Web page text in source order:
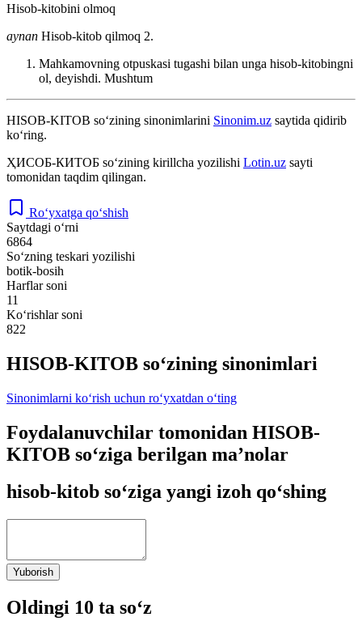
Hisob-kitobini olmoq
aynan Hisob-kitob qilmoq 2.
Mahkamovning otpuskasi tugashi bilan unga hisob-kitobingni
ol, deyishdi. Mushtum
HISOB-KITOB so‘zining sinonimlarini Sinonim.uz saytida qidirib
ko‘ring.
ҲИСОБ-КИТОБ so‘zining kirillcha yozilishi Lotin.uz sayti
tomonidan taqdim qilingan.
Ro‘yxatga qo‘shish
Saytdagi o‘rni
6864
So‘zning teskari yozilishi
botik-bosih
Harflar soni
11
Ko‘rishlar soni
822
HISOB-KITOB so‘zining sinonimlari
Sinonimlarni ko‘rish uchun ro‘yxatdan o‘ting
Foydalanuvchilar tomonidan HISOB-
KITOB so‘ziga berilgan ma’nolar
hisob-kitob so‘ziga yangi izoh qo‘shing
Yuborish
Oldingi 10 ta so‘z